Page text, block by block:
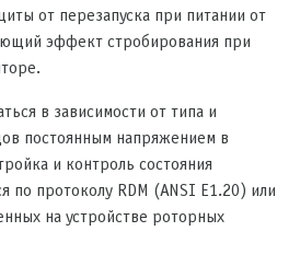
от перезапуска при питании от
эффект стробирования при
в зависимости от типа и
постоянным напряжением в
и контроль состояния
по протоколу RDM (ANSI E1.20) или
на устройстве роторных